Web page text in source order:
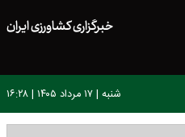
خبرگزاری کشاورزی ایران
شنبه | ۱۷ مرداد ۱۴۰۵ | ۱۶:۲۸